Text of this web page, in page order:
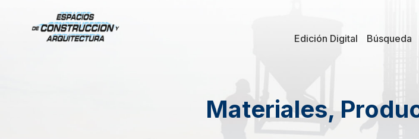
Edición Digital Búsqueda
Materiales,